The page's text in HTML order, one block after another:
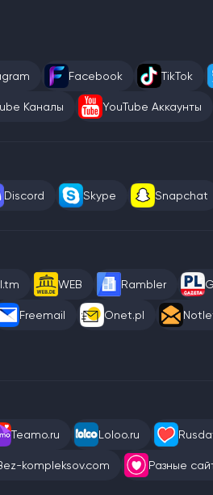
Facebook TikTok
Каналы YouTube Аккаунты
Discord Skype Snapchat
WEB Rambler
Freemail Onet.pl
Teamo.ru Loloo.ru
kompleksov.com Разные